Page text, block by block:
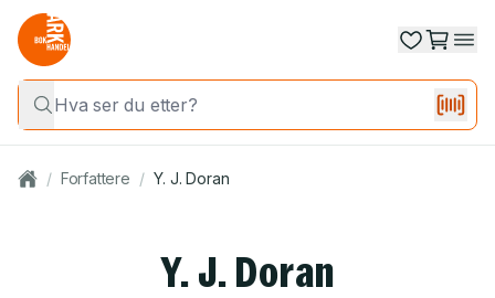
/ Forfattere / Y. J. Doran
Y. J. Doran